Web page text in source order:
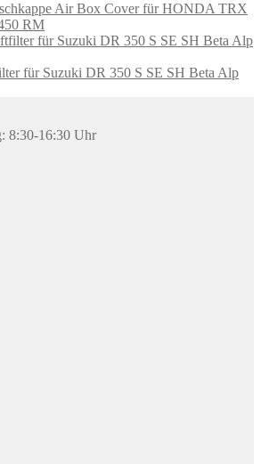
Air Box Cover für HONDA TRX
RM
für Suzuki DR 350 S SE SH Beta Alp
8:30-16:30 Uhr